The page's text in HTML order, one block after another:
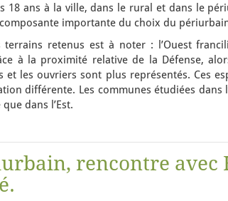
18 ans à la ville, dans le rural et dans le
importante du choix du
terrains retenus est à noter : l’Ouest
à la proximité relative de la Défense,
et les ouvriers sont plus représentés. Ces
différente. Les communes étudiées dans
dans l’Est.
rencontre avec